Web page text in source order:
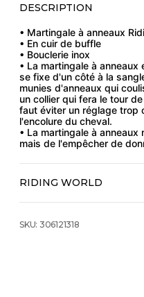
DESCRIPTION
• Martingale à anneaux
• En cuir de buffle
• Bouclerie inox
• La martingale à
se fixe d'un côté à la
munies d'anneaux qui
un collier qui fera le tour
faut éviter un réglage trop
l'encolure du cheval.
• La martingale à
mais de l'empêcher de
RIDING WORLD
SKU: 306121318